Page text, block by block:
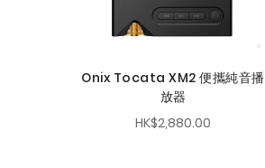
Onix Tocata XM2 便攜純音播
放器
HK$2,880.00